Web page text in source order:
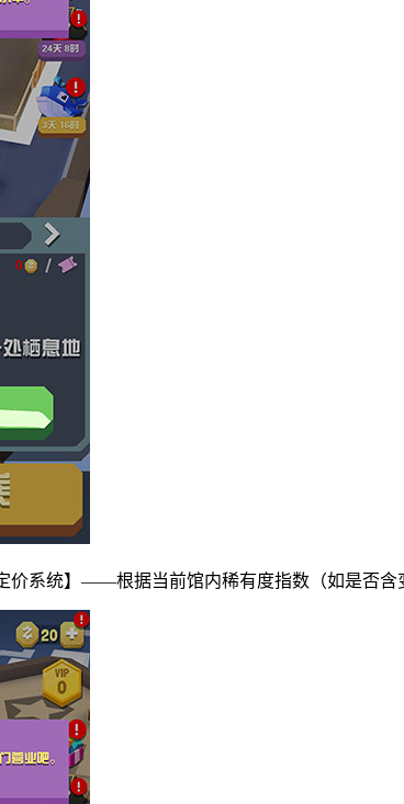
价系统】——根据当前馆内稀有度指数（如是否含